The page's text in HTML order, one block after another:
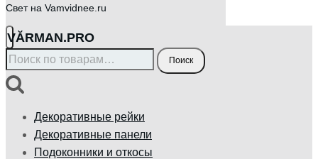
Свет на Vamvidnee.ru
VӐRMAN.PRO
Искать: Поиск
Декоративные рейки
Декоративные панели
Подоконники и откосы